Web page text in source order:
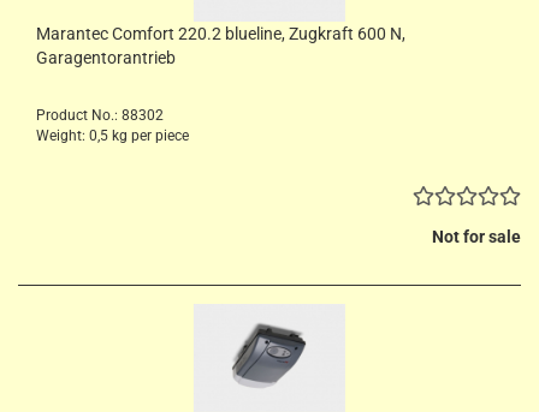
Marantec Comfort 220.2 blueline, Zugkraft 600 N,
Garagentorantrieb
Product No.: 88302
Weight: 0,5 kg per piece
Not for sale